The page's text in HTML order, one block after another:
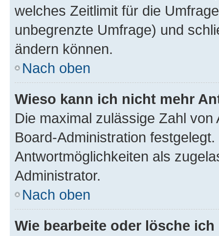
welches Zeitlimit für die
unbegrenzte Umfrage) und
ändern können.
Nach oben
Wieso kann ich nicht mehr
Die maximal zulässige Zahl
Board-Administration
Antwortmöglichkeiten als
Administrator.
Nach oben
Wie bearbeite oder lösche